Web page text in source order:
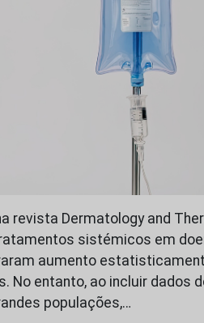
revista Dermatology and
sistémicos em
aumento
entanto, ao incluir dados
populações,…